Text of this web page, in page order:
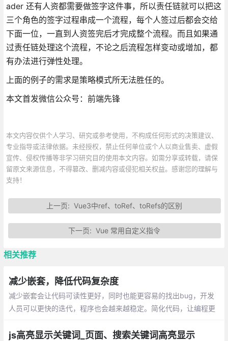
ader 还有人资都需要做签字这件事，所以责任链就可以把这
三个角色的签字过程串成一个流程，每个人签过后都会交给
下面一位，一直到人资签完后才完成整个流程。而且如果通
过责任链处理这个流程，不论之后流程怎样变动或增加，都
有办法进行弹性处理。
上面的例子的需求是策略模式所无法胜任的。
本文首发微信公众号：前端先锋
本文内容仅供个人学习、研究或参考使用，不构成任何形式的决策建议、
专业指导或法律依据。未经授权，禁止任何单位或个人以商业售卖、虚假
宣传、侵权传播等非学习研究目的使用本文内容。如需分享或转载，请保
留原文来源信息，不得篡改、删减内容或侵犯相关权益。感谢您的理解与
支持！
上一页:Vue3中ref、toRef、toRefs的区别
下一页:Vue 常用自定义指令
相关推荐
减少嵌套，降低代码复杂度
减少嵌套会让代码可读性更好，同时也能更容易的找出bug，开发
人员可以更快的迭代，程序也会越来越稳定。简化代码，让编程更
js高亮显示关键词_页面、搜索关键词高亮显示